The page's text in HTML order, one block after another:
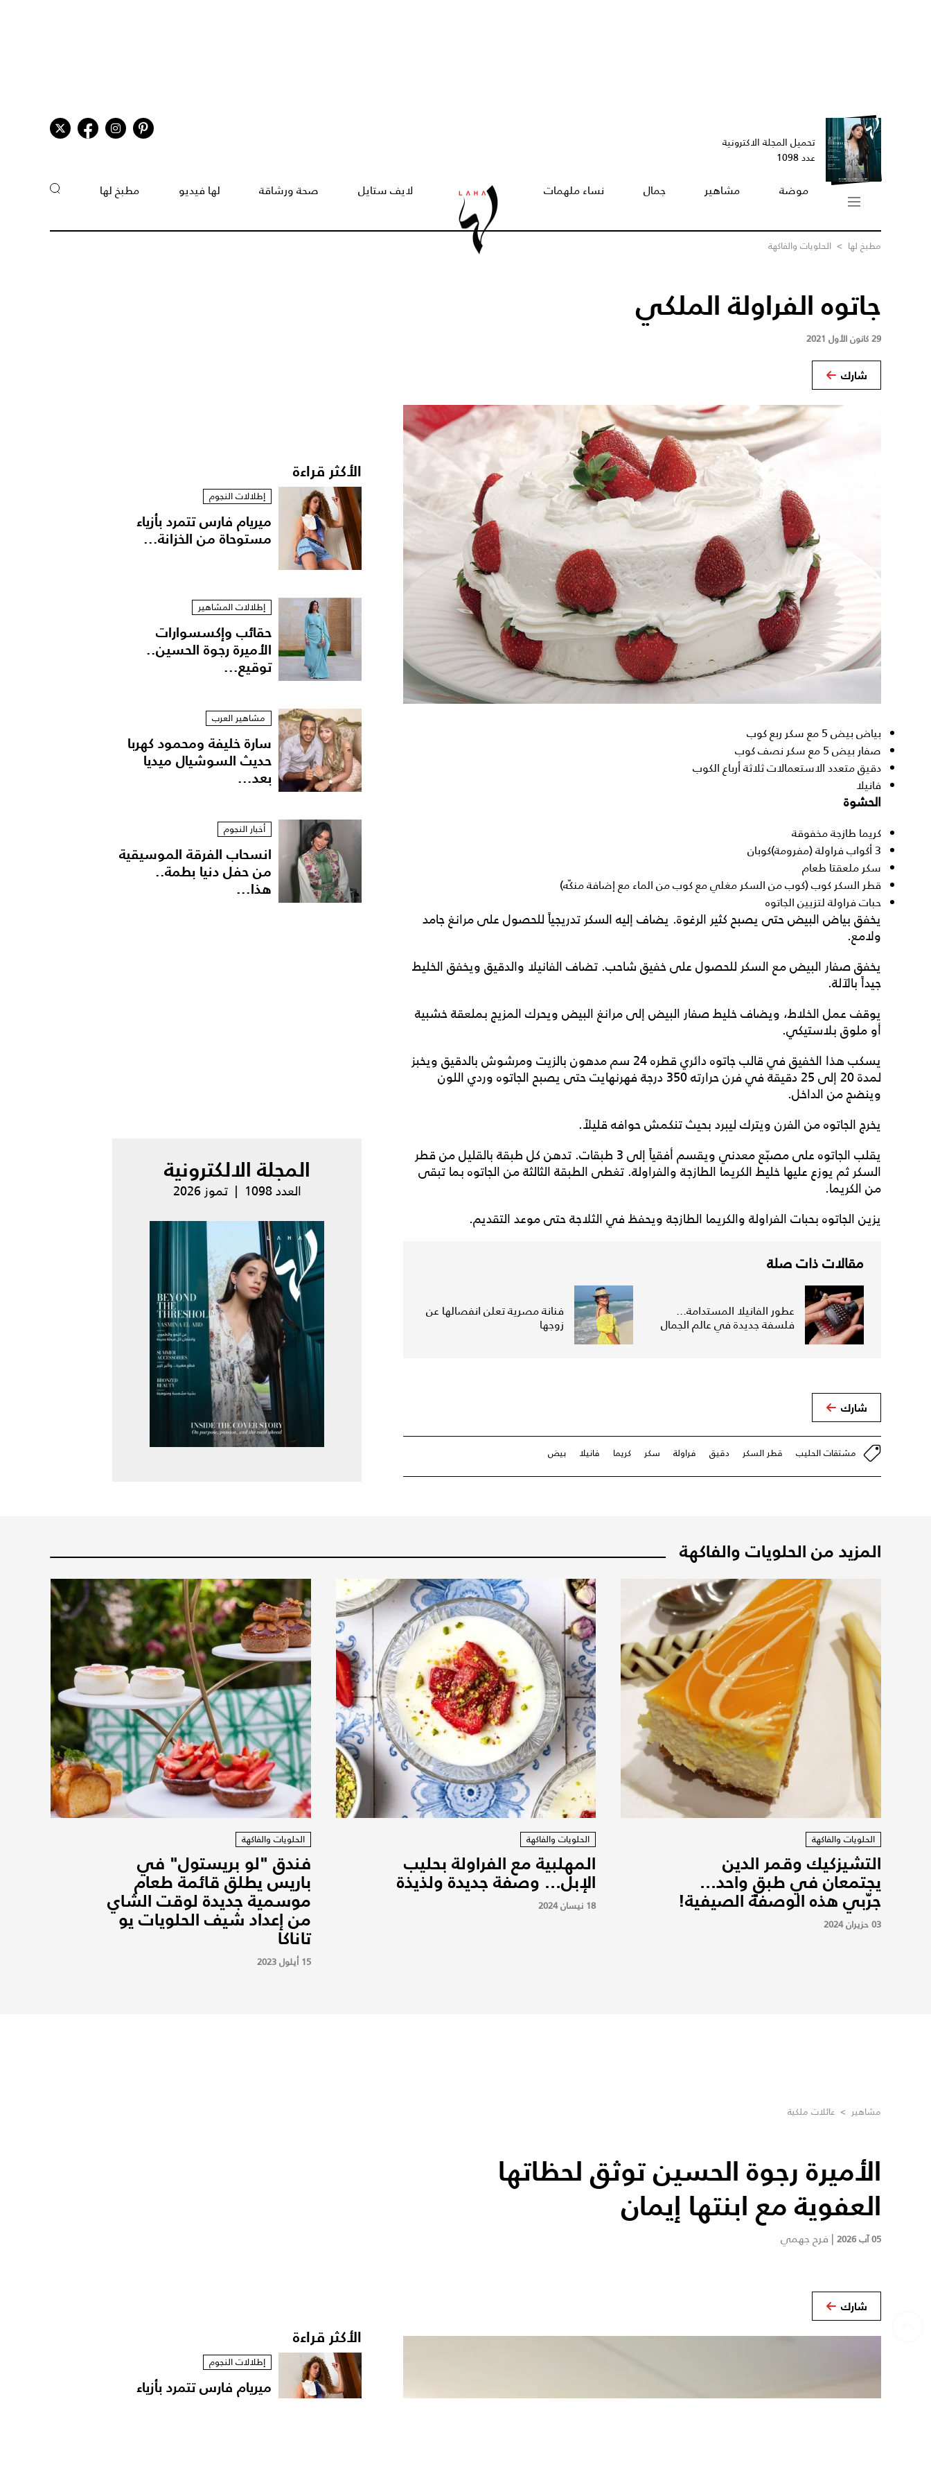
تحميل المجلة الاكترونية
عدد 1098
موضة مشاهير جمال نساء ملهمات لايف ستايل صحة ورشاقة لها فيديو مطبخ لها
مطبخ لها > الحلويات والفاكهة
جاتوه الفراولة الملكي
29 كانون الأول 2021
شارك
بياض بيض 5 مع سكر ربع كوب
صفار بيض 5 مع سكر نصف كوب
دقيق متعدد الاستعمالات ثلاثة أرباع الكوب
فانيلا
الحشوة
كريما طازجة مخفوقة
3 أكواب فراولة (مفرومة)كوبان
سكر ملعقتا طعام
قطر السكر كوب (كوب من السكر مغلي مع كوب من الماء مع إضافة منكّه)
حبات فراولة لتزيين الجاتوه
يخفق بياض البيض حتى يصبح كثير الرغوة. يضاف إليه السكر تدريجياً للحصول على مرانغ جامد
ولامع.
يخفق صفار البيض مع السكر للحصول على خفيق شاحب. تضاف الفانيلا والدقيق ويخفق الخليط
جيداً بالآلة.
يوقف عمل الخلاط، ويضاف خليط صفار البيض إلى مرانغ البيض ويحرك المزيج بملعقة خشبية
أو ملوق بلاستيكي.
يسكب هذا الخفيق في قالب جاتوه دائري قطره 24 سم مدهون بالزيت ومرشوش بالدقيق ويخبز
لمدة 20 إلى 25 دقيقة في فرن حرارته 350 درجة فهرنهايت حتى يصبح الجاتوه وردي اللون
وينضج من الداخل.
يخرج الجاتوه من الفرن ويترك ليبرد بحيث تنكمش حوافه قليلاً.
يقلب الجاتوه على مصبّع معدني ويقسم أفقياً إلى 3 طبقات. تدهن كل طبقة بالقليل من قطر
السكر ثم يوزع عليها خليط الكريما الطازجة والفراولة. تغطى الطبقة الثالثة من الجاتوه بما تبقى
من الكريما.
يزين الجاتوه بحبات الفراولة والكريما الطازجة ويحفظ في الثلاجة حتى موعد التقديم.
مقالات ذات صلة
عطور الفانيلا المستدامة...
فلسفة جديدة في عالم الجمال
فنانة مصرية تعلن انفصالها عن
زوجها
شارك
مشتقات الحليب قطر السكر دقيق فراولة سكر كريما فانيلا بيض
الأكثر قراءة
إطلالات النجوم
ميريام فارس تتمرد بأزياء
مستوحاة من الخزانة...
إطلالات المشاهير
حقائب وإكسسوارات
الأميرة رجوة الحسين..
توقيع...
مشاهير العرب
سارة خليفة ومحمود كهربا
حديث السوشيال ميديا
بعد...
أخبار النجوم
انسحاب الفرقة الموسيقية
من حفل دنيا بطمة..
هذا...
المجلة الالكترونية
العدد 1098 | تموز 2026
المزيد من الحلويات والفاكهة
الحلويات والفاكهة
التشيزكيك وقمر الدين
يجتمعان في طبقٍ واحد...
جرّبي هذه الوصفة الصيفية!
03 حزيران 2024
الحلويات والفاكهة
المهلبية مع الفراولة بحليب
الإبل... وصفة جديدة ولذيذة
18 نيسان 2024
الحلويات والفاكهة
فندق "لو بريستول" في
باريس يطلق قائمة طعام
موسمية جديدة لوقت الشاي
من إعداد شيف الحلويات يو
تاناكا
15 أيلول 2023
مشاهير > عائلات ملكية
الأميرة رجوة الحسين توثق لحظاتها
العفوية مع ابنتها إيمان
05 آب 2026 | فرح جهمي
شارك
الأكثر قراءة
إطلالات النجوم
ميريام فارس تتمرد بأزياء
مستوحاة من الخزانة...